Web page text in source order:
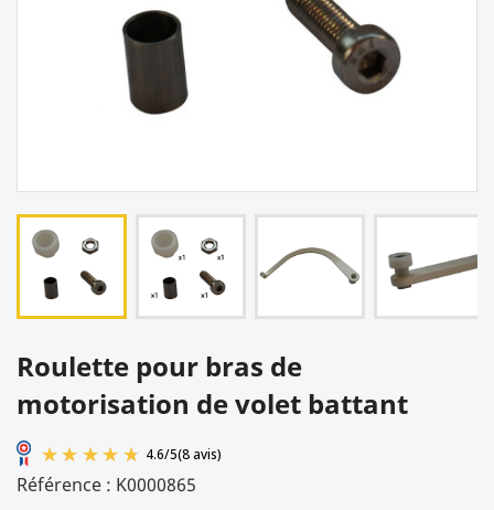
Roulette pour bras de
motorisation de volet battant
Référence : K0000865